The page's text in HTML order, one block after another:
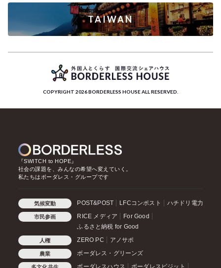
TAIWAN
COPYRIGHT 2026 BORDERLESS HOUSE ALL RESERVED.
『SWITCH to HOPE』
社会の課題を、みんなの希望へ変えていく。
私たちはボーダレス・グループです
気候変動 POST&POST LFCコンポスト ハチドリ電力
市民参画 RICE メディア
For Good
ふるさと納税 for Good
人権 ZERO PC アノサポ
農業 ボーダレス・グリーンズ
ボーダレスハウス
ボーダレスビジット